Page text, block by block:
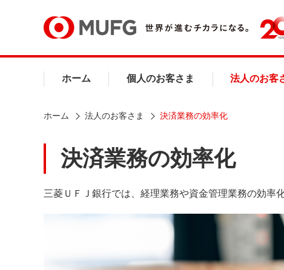
ホーム 個人のお客さま 法人のお客
ホーム 法人のお客さま 決済業務の効率化
決済業務の効率化
三菱ＵＦＪ銀行では、経理業務や資金管理業務の効率